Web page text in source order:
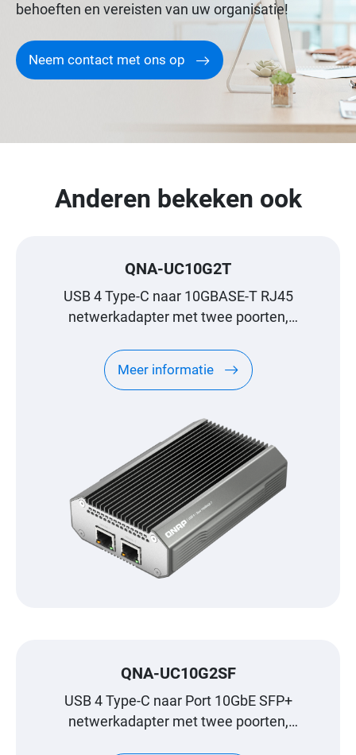
behoeften en vereisten van uw organisatie!
Neem contact met ons op
Anderen bekeken ook
QNA-UC10G2T
USB 4 Type-C naar 10GBASE-T RJ45
netwerkadapter met twee poorten,
Meer informatie
QNA-UC10G2SF
USB 4 Type-C naar Port 10GbE SFP+
netwerkadapter met twee poorten,